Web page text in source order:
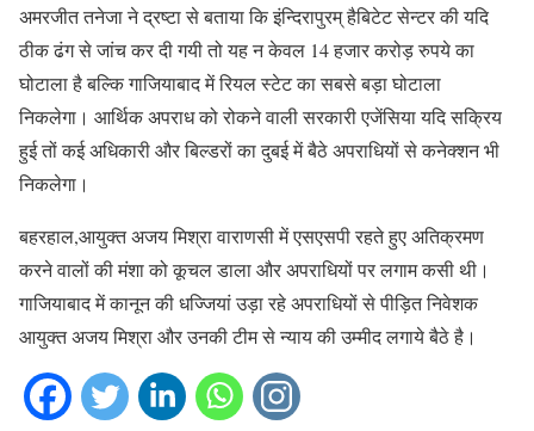
अमरजीत तनेजा ने द्रष्टा से बताया कि इंन्दिरापुरम् हैबिटेट सेन्टर की यदि
ठीक ढंग से जांच कर दी गयी तो यह न केवल 14 हजार करोड़ रुपये का
घोटाला है बल्कि गाजियाबाद में रियल स्टेट का सबसे बड़ा घोटाला
निकलेगा। आर्थिक अपराध को रोकने वाली सरकारी एजेंसिया यदि सक्रिय
हुई तों कई अधिकारी और बिल्डरों का दुबई में बैठे अपराधियों से कनेक्शन भी
निकलेगा।
बहरहाल,आयुक्त अजय मिश्रा वाराणसी में एसएसपी रहते हुए अतिक्रमण
करने वालों की मंशा को कूचल डाला और अपराधियों पर लगाम कसी थी।
गाजियाबाद में कानून की धज्जियां उड़ा रहे अपराधियों से पीड़ित निवेशक
आयुक्त अजय मिश्रा और उनकी टीम से न्याय की उम्मीद लगाये बैठे है।